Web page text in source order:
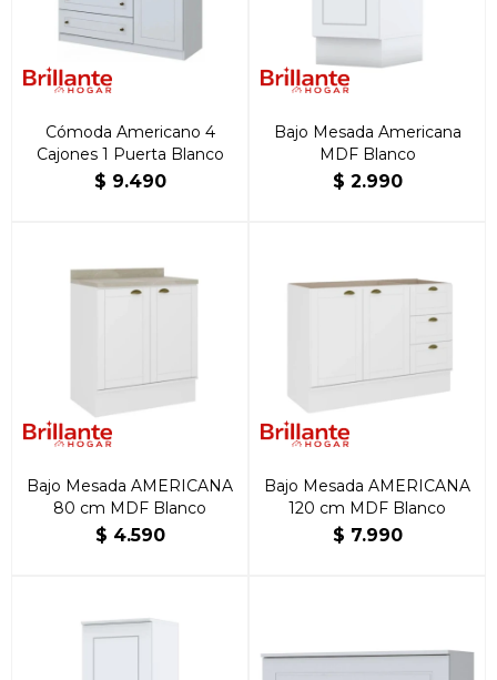
Cómoda Americano 4
Cajones 1 Puerta Blanco
$ 9.490
Bajo Mesada Americana
MDF Blanco
$ 2.990
Bajo Mesada AMERICANA
80 cm MDF Blanco
$ 4.590
Bajo Mesada AMERICANA
120 cm MDF Blanco
$ 7.990